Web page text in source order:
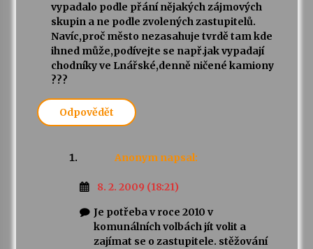
vypadalo podle přání nějakých zájmových
skupin a ne podle zvolených zastupitelů.
Navíc,proč město nezasahuje tvrdě tam kde
ihned může,podívejte se např.jak vypadají
chodníky ve Lnářské,denně ničené kamiony
???
Odpovědět
Anonym napsal:
8. 2. 2009 (18:21)
Je potřeba v roce 2010 v
komunálních volbách jít volit a
zajímat se o zastupitele. stěžování